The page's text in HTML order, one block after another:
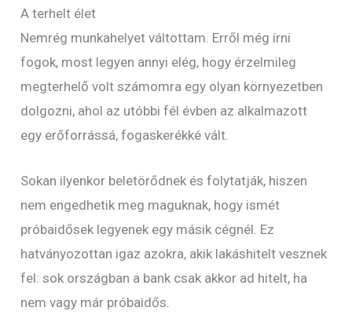
A terhelt élet
Nemrég munkahelyet váltottam. Erről még írni
fogok, most legyen annyi elég, hogy érzelmileg
megterhelő volt számomra egy olyan környezetben
dolgozni, ahol az utóbbi fél évben az alkalmazott
egy erőforrássá, fogaskerékké vált.
Sokan ilyenkor beletörődnek és folytatják, hiszen
nem engedhetik meg maguknak, hogy ismét
próbaidősek legyenek egy másik cégnél. Ez
hatványozottan igaz azokra, akik lakáshitelt vesznek
fel: sok országban a bank csak akkor ad hitelt, ha
nem vagy már próbaidős.